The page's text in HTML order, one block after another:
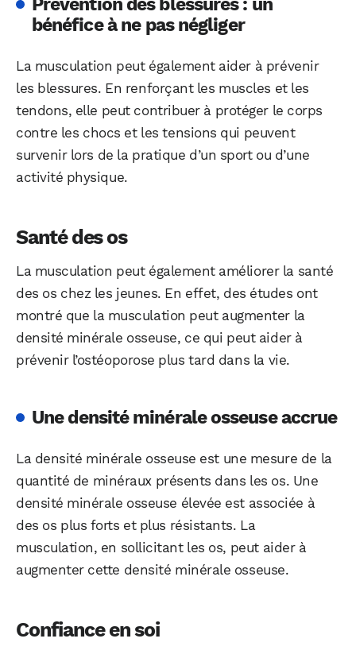
bénéfice à ne pas négliger
La musculation peut également aider à prévenir
les blessures. En renforçant les muscles et les
tendons, elle peut contribuer à protéger le corps
contre les chocs et les tensions qui peuvent
survenir lors de la pratique d’un sport ou d’une
activité physique.
Santé des os
La musculation peut également améliorer la santé
des os chez les jeunes. En effet, des études ont
montré que la musculation peut augmenter la
densité minérale osseuse, ce qui peut aider à
prévenir l’ostéoporose plus tard dans la vie.
Une densité minérale osseuse accrue
La densité minérale osseuse est une mesure de la
quantité de minéraux présents dans les os. Une
densité minérale osseuse élevée est associée à
des os plus forts et plus résistants. La
musculation, en sollicitant les os, peut aider à
augmenter cette densité minérale osseuse.
Confiance en soi